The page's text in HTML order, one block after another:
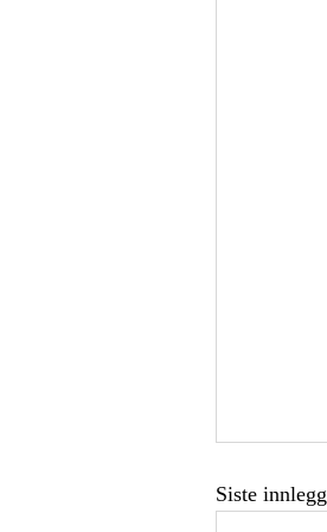
Siste innlegg